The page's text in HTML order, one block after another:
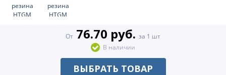
От 76.70 руб. за 1 шт
В наличии
ВЫБРАТЬ ТОВАР